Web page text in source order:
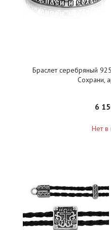
Браслет серебряный
Сохрани,
6
Нет в